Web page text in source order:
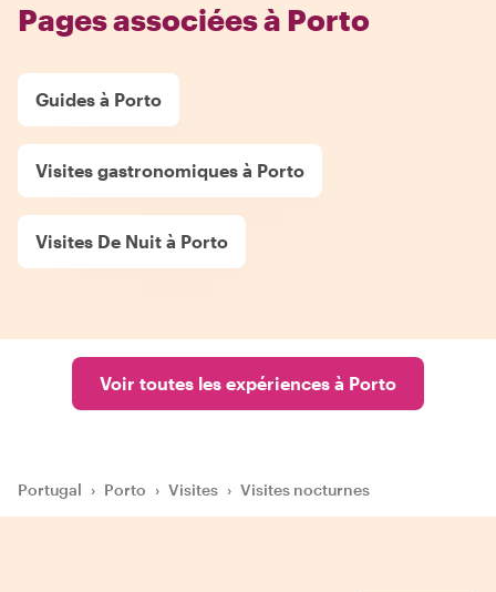
Pages associées à Porto
Guides à Porto
Visites gastronomiques à Porto
Visites De Nuit à Porto
Voir toutes les expériences à Porto
Portugal › Porto › Visites › Visites nocturnes